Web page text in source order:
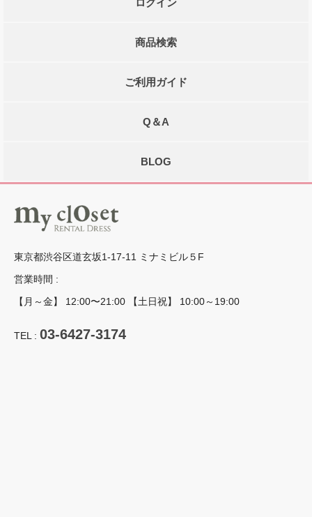
ログイン
商品検索
ご利用ガイド
Q＆A
BLOG
東京都渋谷区道玄坂1-17-11 ミナミビル５F
営業時間 :
【月～金】 12:00〜21:00 【土日祝】 10:00～19:00
TEL : 03-6427-3174